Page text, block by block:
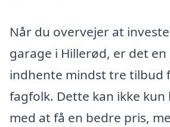
Når du overvejer at
garage i Hillerød, er det
indhente mindst tre tilbud
fagfolk. Dette kan ikke
med at få en bedre pris,